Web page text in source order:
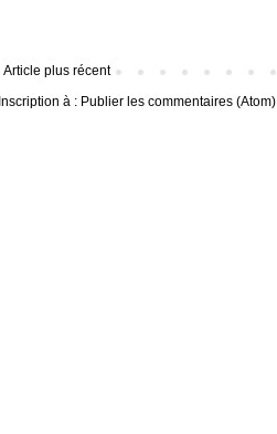
Article plus récent
Inscription à : Publier les commentaires (Atom)